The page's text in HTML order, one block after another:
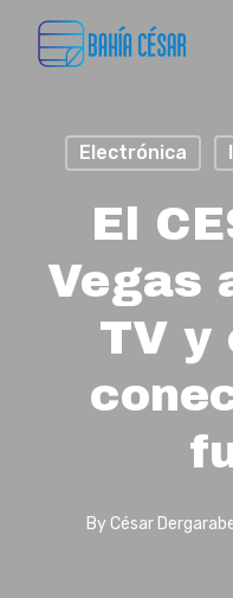
content
Electrónica
El
Vegas
TV y
By César